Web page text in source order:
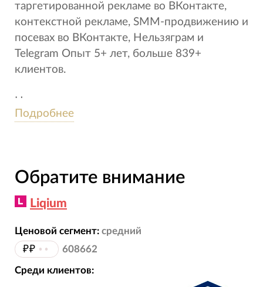
таргетированной рекламе во ВКонтакте,
контекстной рекламе, SMM-продвижению и
посевах во ВКонтакте, Нельзяграм и
Telegram Опыт 5+ лет, больше 839+
клиентов.
Настроим для вас окупаемую рекламную
кампанию, составим стратегию
Рассказываем про маркетинг и продажи
https://t.me/the_verga
Подробнее
Обратите внимание
Liqium
Ценовой сегмент: средний
₽₽ •• 608662
Среди клиентов: